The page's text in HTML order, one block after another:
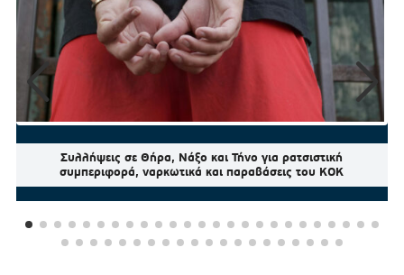
Συλλήψεις σε Θήρα, Νάξο και Τήνο για ρατσιστική
συμπεριφορά, ναρκωτικά και παραβάσεις του ΚΟΚ